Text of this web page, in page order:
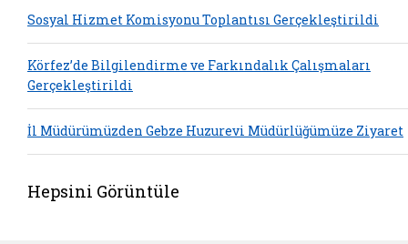
Sosyal Hizmet Komisyonu Toplantısı Gerçekleştirildi
Körfez’de Bilgilendirme ve Farkındalık Çalışmaları
Gerçekleştirildi
İl Müdürümüzden Gebze Huzurevi Müdürlüğümüze Ziyaret
Hepsini Görüntüle